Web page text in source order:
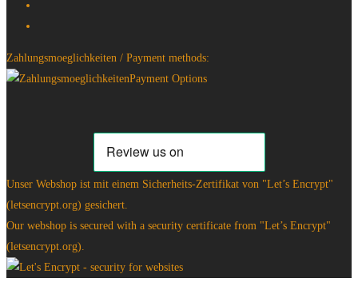
Zahlungsmoeglichkeiten / Payment methods:
Unser Webshop ist mit einem Sicherheits-Zertifikat von "Let’s Encrypt"
(letsencrypt.org) gesichert.
Our webshop is secured with a security certificate from "Let’s Encrypt"
(letsencrypt.org).